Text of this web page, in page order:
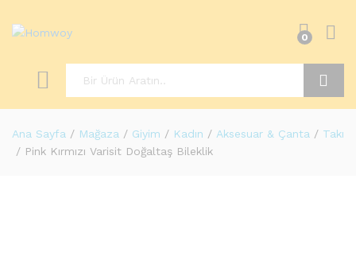
0
Ana Sayfa / Mağaza / Giyim / Kadın / Aksesuar & Çanta / Takı
/ Pink Kırmızı Varisit Doğaltaş Bileklik